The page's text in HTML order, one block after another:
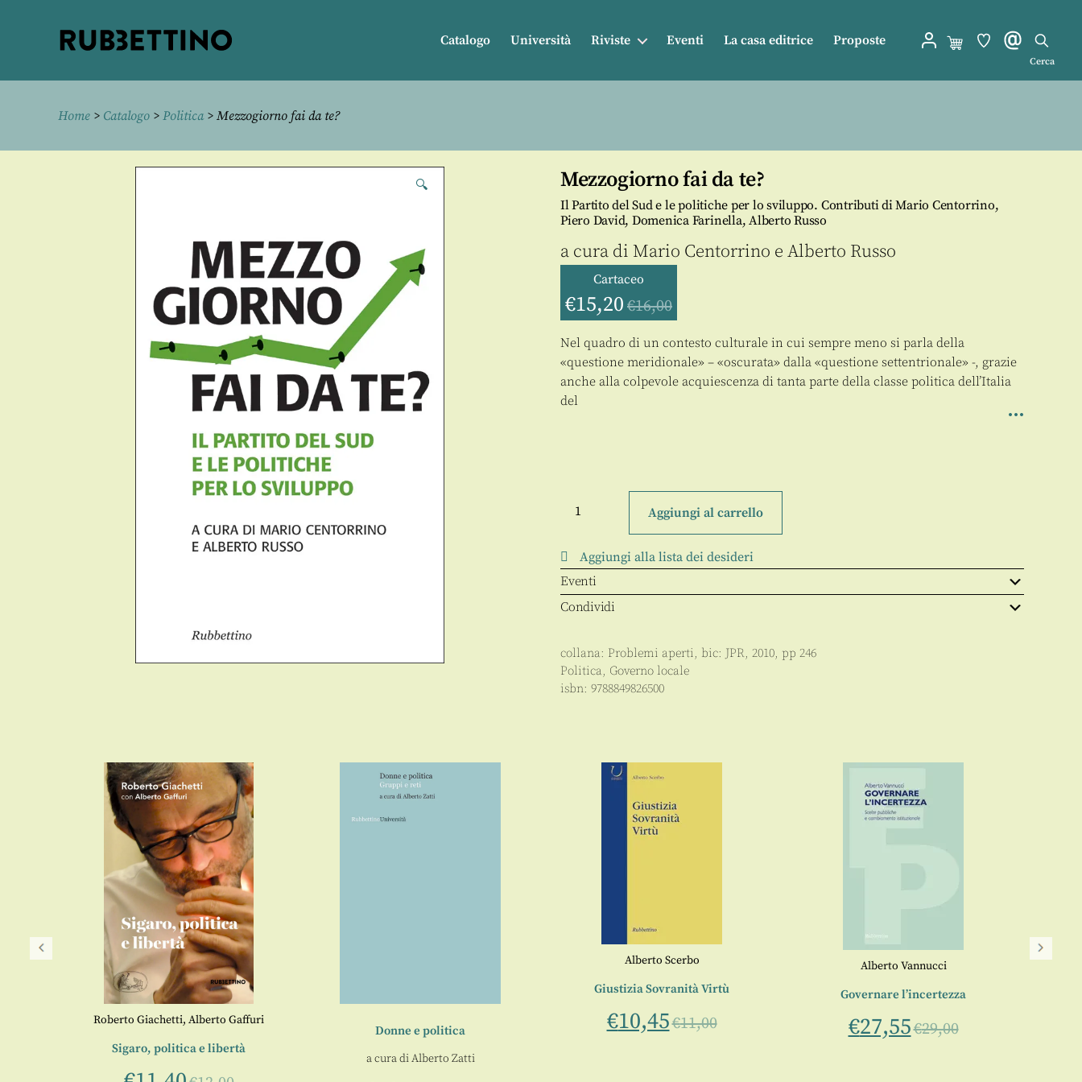
Catalogo Università Riviste Eventi La casa editrice Proposte
Cerca
Home > Catalogo > Politica> Mezzogiorno fai da te?
🔍 Mezzogiorno fai da te?
Il Partito del Sud e le politiche per lo sviluppo. Contributi di Mario Centorrino,
Piero David, Domenica Farinella, Alberto Russo
a cura di Mario Centorrino e Alberto Russo
Cartaceo
€15,20 €16,00
Nel quadro di un contesto culturale in cui sempre meno si parla della
«questione meridionale» – «oscurata» dalla «questione settentrionale» -, grazie
anche alla colpevole acquiescenza di tanta parte della classe politica dell’Italia
del
Mezzogiorno
quantità
Aggiungi al carrello
Aggiungi alla lista dei desideri
Eventi
Condividi
collana: Problemi aperti, bic: JPR, 2010, pp 246
Politica, Governo locale
isbn: 9788849826500
Roberto Giachetti, Alberto Gaffuri
Sigaro, politica e libertà
Donne e politica
a cura diAlberto Zatti
Alberto Scerbo
Giustizia Sovranità Virtù
€10,45€11,00
Alberto Vannucci
Governare l’incertezza
€27,55€29,00